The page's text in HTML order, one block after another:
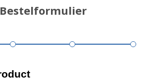
Bestelformulier